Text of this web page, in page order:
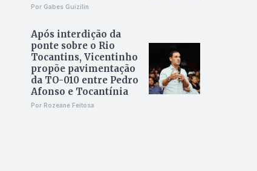
Por Gabes Guizilin
Após interdição da
ponte sobre o Rio
Tocantins, Vicentinho
propõe pavimentação
da TO-010 entre Pedro
Afonso e Tocantínia
Por Rozeane Feitosa